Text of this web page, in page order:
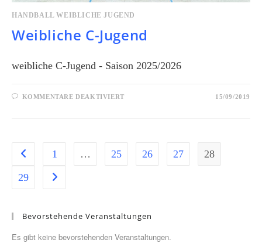
HANDBALL WEIBLICHE JUGEND
Weibliche C-Jugend
weibliche C-Jugend - Saison 2025/2026
KOMMENTARE DEAKTIVIERT 15/09/2019
1 … 25 26 27
28
29
Bevorstehende Veranstaltungen
Es gibt keine bevorstehenden Veranstaltungen.